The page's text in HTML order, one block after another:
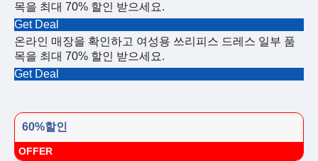
목을 최대 70% 할인 받으세요.
Get Deal
온라인 매장을 확인하고 여성용 쓰리피스 드레스 일부 품
목을 최대 70% 할인 받으세요.
Get Deal
60%할인
OFFER